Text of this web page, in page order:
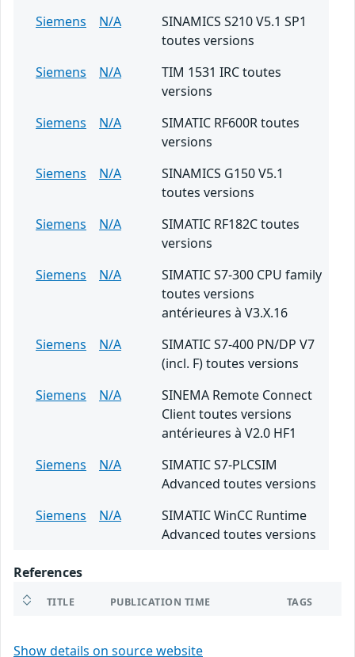
Siemens
N/A
SINAMICS S210 V5.1 SP1
toutes versions
Siemens
N/A
TIM 1531 IRC toutes
versions
Siemens
N/A
SIMATIC RF600R toutes
versions
Siemens
N/A
SINAMICS G150 V5.1
toutes versions
Siemens
N/A
SIMATIC RF182C toutes
versions
Siemens
N/A
SIMATIC S7-300 CPU family
toutes versions
antérieures à V3.X.16
Siemens
N/A
SIMATIC S7-400 PN/DP V7
(incl. F) toutes versions
Siemens
N/A
SINEMA Remote Connect
Client toutes versions
antérieures à V2.0 HF1
Siemens
N/A
SIMATIC S7-PLCSIM
Advanced toutes versions
Siemens
N/A
SIMATIC WinCC Runtime
Advanced toutes versions
References
TITLE PUBLICATION TIME TAGS
Show details on source website